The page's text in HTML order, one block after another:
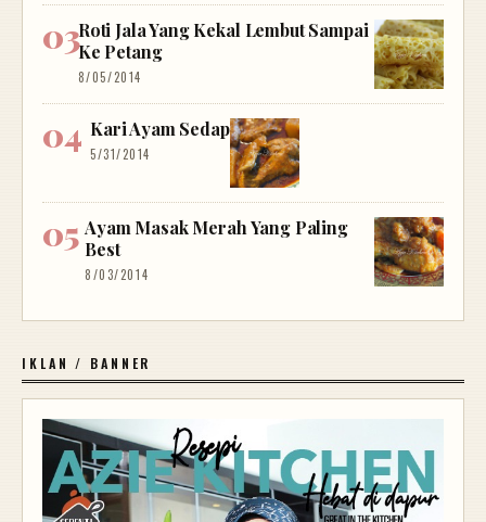
Roti Jala Yang Kekal Lembut Sampai
Ke Petang
8/05/2014
Kari Ayam Sedap
5/31/2014
Ayam Masak Merah Yang Paling
Best
8/03/2014
IKLAN / BANNER